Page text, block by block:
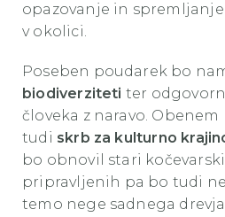
opazovanje in
v okolici.
Poseben poudarek bo
biodiverziteti ter
človeka z naravo.
tudi skrb za kulturno
bo obnovil stari
pripravljenih pa bo tudi
temo nege sadnega